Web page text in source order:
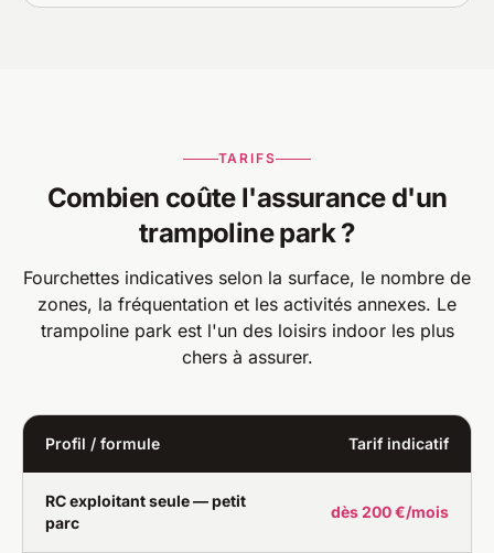
TARIFS
Combien coûte l'assurance d'un
trampoline park ?
Fourchettes indicatives selon la surface, le nombre de
zones, la fréquentation et les activités annexes. Le
trampoline park est l'un des loisirs indoor les plus
chers à assurer.
Profil / formule Tarif indicatif
RC exploitant seule — petit
parc
dès 200 €/mois